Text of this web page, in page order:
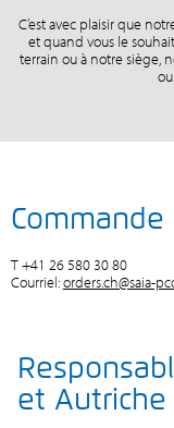
C’est avec plaisir que
et quand vous le
terrain ou à notre siège,
Commande
T +41 26 580 30 80
Courriel:orders.ch@saia-
et Autriche